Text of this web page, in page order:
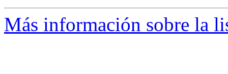
Más información sobre la